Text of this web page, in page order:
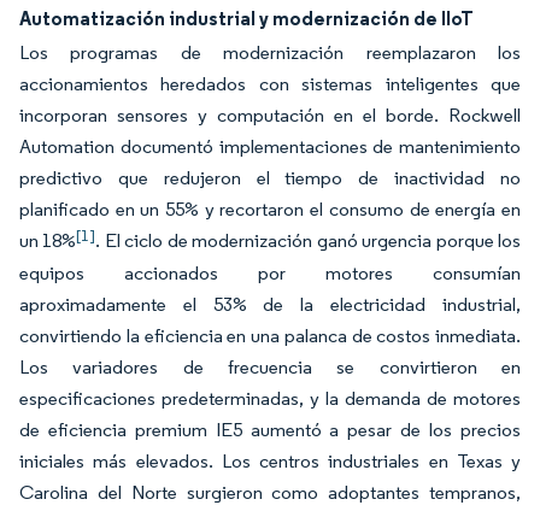
Automatización industrial y modernización de IIoT
Los programas de modernización reemplazaron los
accionamientos heredados con sistemas inteligentes que
incorporan sensores y computación en el borde. Rockwell
Automation documentó implementaciones de mantenimiento
predictivo que redujeron el tiempo de inactividad no
planificado en un 55% y recortaron el consumo de energía en
un 18%[1]. El ciclo de modernización ganó urgencia porque los
equipos accionados por motores consumían
aproximadamente el 53% de la electricidad industrial,
convirtiendo la eficiencia en una palanca de costos inmediata.
Los variadores de frecuencia se convirtieron en
especificaciones predeterminadas, y la demanda de motores
de eficiencia premium IE5 aumentó a pesar de los precios
iniciales más elevados. Los centros industriales en Texas y
Carolina del Norte surgieron como adoptantes tempranos,